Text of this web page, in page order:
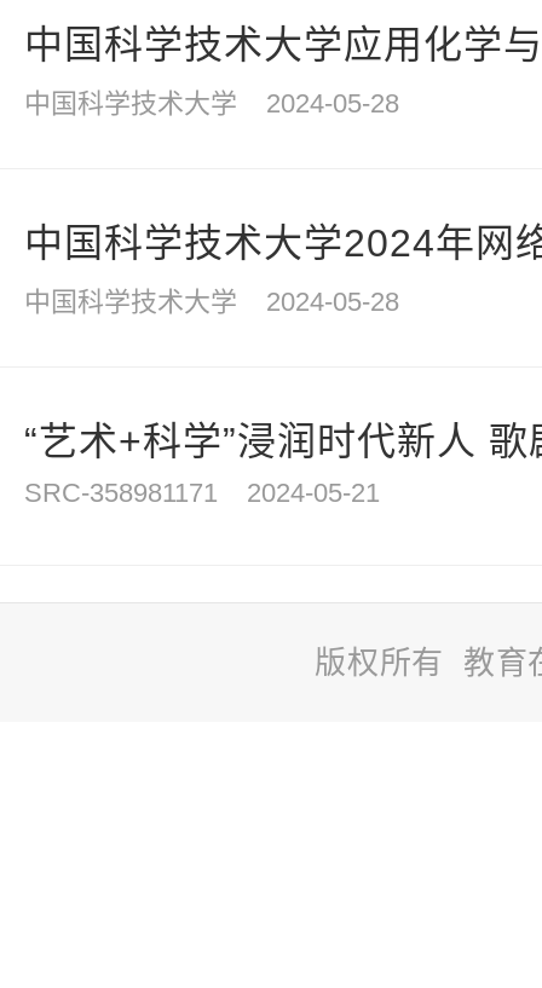
中国科学技术大学应用化学
中国科学技术大学 2024-05-28
中国科学技术大学2024年网
中国科学技术大学 2024-05-28
“艺术+科学”浸润时代新人
SRC-358981171 2024-05-21
版权所有 教育